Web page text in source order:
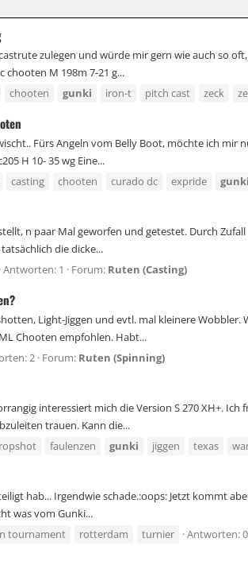
zulegen und würde mir gern wie auch so
chooten M 198m 7-21 g...
chooten gunki iron-t pitch cast zeck
Fürs Angeln vom Belly Boot, möchte ich
H 10- 35 wg Eine...
casting chooten curado dc expride gunki
n paar Mal geworfen und getestet. Durch
die dicke...
Antworten: 1 Forum: Ruten (Casting)
Light-Jiggen und evtl. mal kleinere
Chooten empfohlen. Habt...
2 Forum: Ruten (Spinning)
interessiert mich die Version S 270 XH+.
trauen. Kann die...
faulenzen gunki jiggen texas
hab... Irgendwie schade.:oops: Jetzt kommt
was vom Gunki...
tournament rotterdam turnier Antworten: 0